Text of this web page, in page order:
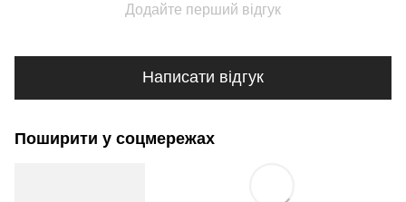
Додайте перший відгук
Написати відгук
Поширити у соцмережах